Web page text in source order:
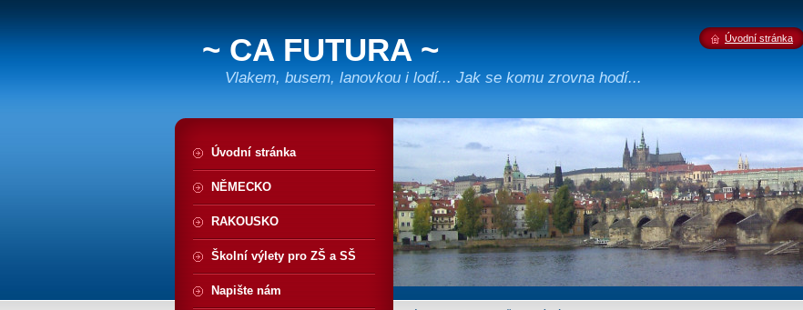
~ CA FUTURA ~
Vlakem, busem, lanovkou i lodí... Jak se komu zrovna hodí...
Úvodní stránka
NĚMECKO
RAKOUSKO
Školní výlety pro ZŠ a SŠ
Napište nám
Úvodní stránka